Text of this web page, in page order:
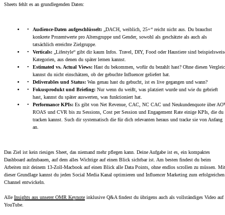
Sheets fehlt es an grundlegenden Daten:
Audience-Daten aufgeschlüsselt: „DACH, weiblich, 25+“ reicht nicht aus. Du brauchst
konkrete Prozentwerte pro Altersgruppe und Gender, sowohl als geschätzte als auch als
tatsächlich erreichte Zielgruppe.
Verticals: „Lifestyle“ gibt dir kaum Infos. Travel, DIY, Food oder Haustiere sind
Kategorien, aus denen du später lernen kannst.
Estimated vs. Actual Views: Hast du bekommen, wofür du bezahlt hast? Ohne diesen
kannst du nicht einschätzen, ob der gebuchte Influencer geliefert hat.
Deliverables und Status: Was genau hast du gebucht, ist es live gegangen und wann?
Fokusprodukt und Briefing: Nur wenn du weißt, was platziert wurde und wie du gebrieft
hast, kannst du später auswerten, was funktioniert hat.
Performance KPIs: Es gibt von Net Revenue, CAC, NC CAC und Neukundenquote über
ROAS und CVR bis zu Sessions, Cost per Session und Engagement Rate einige KPIs, die du
tracken kannst. Such dir systematisch die für dich relevanten heraus und tracke sie von Anfang
an.
Das Ziel ist kein riesiges Sheet, das niemand mehr pflegen kann. Deine Aufgabe ist es, ein kompaktes
Dashboard aufzubauen, auf dem alles Wichtige auf einen Blick sichtbar ist. Am besten findest du beim
Arbeiten mit deinem 13-Zoll-Macbook auf einen Blick alle Data Points, ohne endlos scrollen zu müssen. Mit
dieser Grundlage kannst du jeden Social Media Kanal optimieren und Influencer Marketing zum erfolgreichen
Channel entwickeln.
Alle Insights aus unserer OMR Keynote inklusive Q&A findest du übrigens auch als vollständiges Video auf
YouTube.